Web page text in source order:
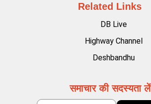
Related Links
DB Live
Highway Channel
Deshbandhu
समाचार की सदस्यता लें